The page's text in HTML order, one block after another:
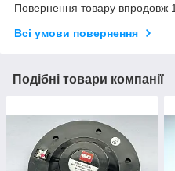
Повернення товару впродовж
Всі умови повернення
Подібні товари компанії